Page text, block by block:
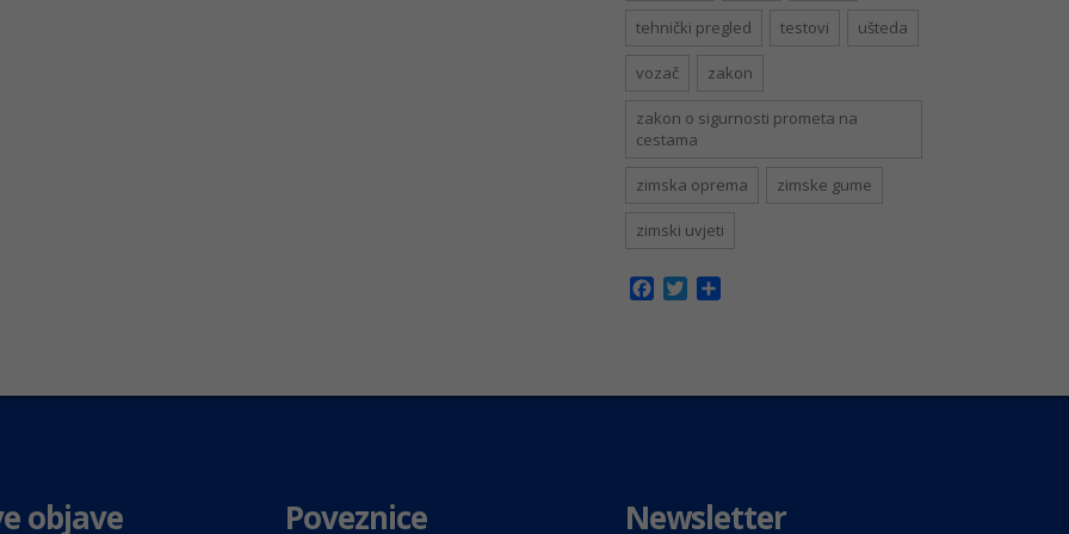
tehnički pregled testovi ušteda
vozač zakon
zakon o sigurnosti prometa na
cestama
zimska oprema zimske gume
zimski uvjeti
Facebook
Twitter
objave Poveznice Newsletter